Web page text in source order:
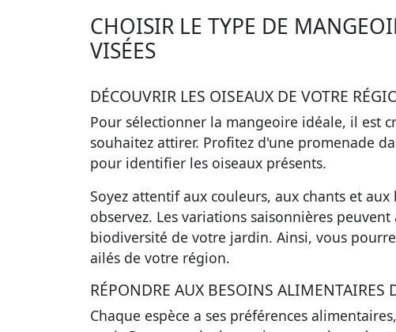
CHOISIR LE TYPE DE
VISÉES
DÉCOUVRIR LES OISEAUX DE VOTRE
Pour sélectionner la mangeoire idéale, il est
souhaitez attirer. Profitez d'une promenade
pour identifier les oiseaux présents.
Soyez attentif aux couleurs, aux chants et
observez. Les variations saisonnières
biodiversité de votre jardin. Ainsi, vous
ailés de votre région.
RÉPONDRE AUX BESOINS ALIMENTAIRES
Chaque espèce a ses préférences